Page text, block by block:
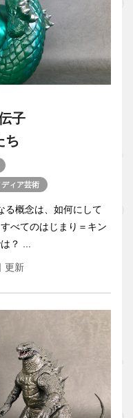
子
ち
ィア芸術
る概念は、如何にして
べてのはじまり＝キン
？ ...
更新